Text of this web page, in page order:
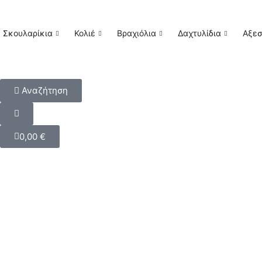
Σκουλαρίκια Κολιέ Βραχιόλια Δαχτυλίδια
Αναζήτηση
0,00 €